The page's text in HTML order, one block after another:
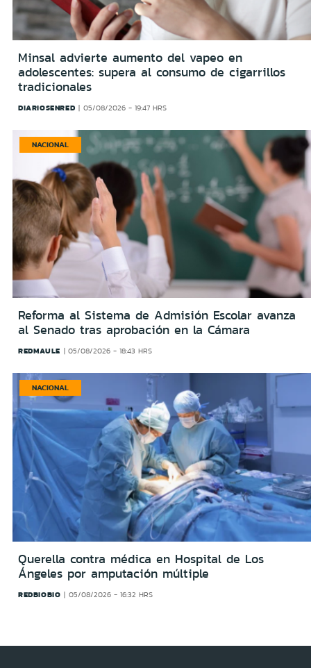
Minsal advierte aumento del vapeo en
adolescentes: supera al consumo de cigarrillos
tradicionales
DIARIOSENRED 05/08/2026 - 19:47 HRS
NACIONAL
Reforma al Sistema de Admisión Escolar avanza
al Senado tras aprobación en la Cámara
REDMAULE 05/08/2026 - 18:43 HRS
NACIONAL
Querella contra médica en Hospital de Los
Ángeles por amputación múltiple
REDBIOBIO 05/08/2026 - 16:32 HRS